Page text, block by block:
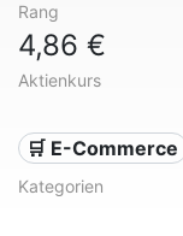
Rang
4,86 €
Aktienkurs
🛒 E-Commerce
Kategorien